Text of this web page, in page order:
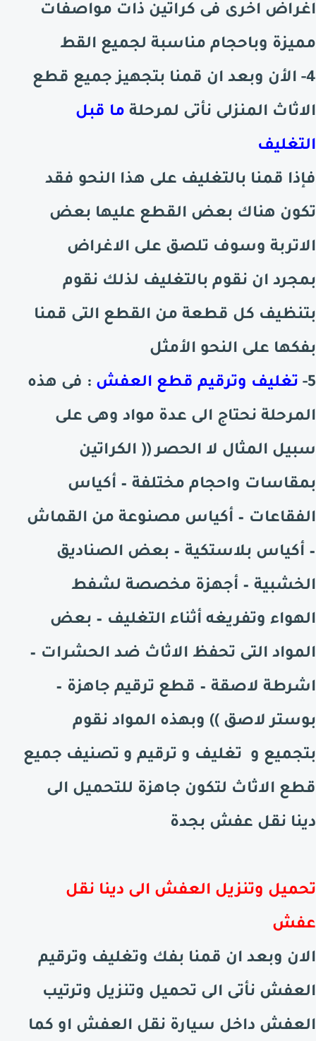
اغراض اخرى فى كراتين ذات مواصفات
مميزة وباحجام مناسبة لجميع القط
4- الأن وبعد ان قمنا بتجهيز جميع قطع
الاثاث المنزلى نأتى لمرحلة ما قبل
التغليف
فإذا قمنا بالتغليف على هذا النحو فقد
تكون هناك بعض القطع عليها بعض
الاتربة وسوف تلصق على الاغراض
بمجرد ان نقوم بالتغليف لذلك نقوم
بتنظيف كل قطعة من القطع التى قمنا
بفكها على النحو الأمثل
5- تغليف وترقيم قطع العفش : فى هذه
المرحلة نحتاج الى عدة مواد وهى على
سبيل المثال لا الحصر (( الكراتين
بمقاسات واحجام مختلفة – أكياس
الفقاعات – أكياس مصنوعة من القماش
– أكياس بلاستكية – بعض الصناديق
الخشبية – أجهزة مخصصة لشفط
الهواء وتفريغه أثناء التغليف – بعض
المواد التى تحفظ الاثاث ضد الحشرات –
اشرطة لاصقة – قطع ترقيم جاهزة –
بوستر لاصق )) وبهذه المواد نقوم
بتجميع و تغليف و ترقيم و تصنيف جميع
قطع الاثاث لتكون جاهزة للتحميل الى
دينا نقل عفش بجدة
تحميل وتنزيل العفش الى دينا نقل
عفش
الان وبعد ان قمنا بفك وتغليف وترقيم
العفش نأتى الى تحميل وتنزيل وترتيب
العفش داخل سيارة نقل العفش او كما